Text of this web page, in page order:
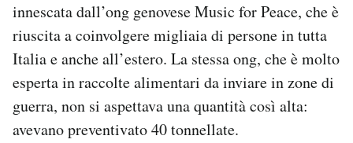
CALENDARIO
AREA PERSONALE
Area Personale
Newsletter
innescata dall’ong genovese Music for Peace, che è
riuscita a coinvolgere migliaia di persone in tutta
Italia e anche all’estero. La stessa ong, che è molto
esperta in raccolte alimentari da inviare in zone di
guerra, non si aspettava una quantità così alta:
avevano preventivato 40 tonnellate.